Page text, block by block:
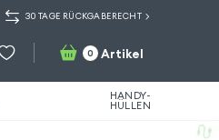
30 TAGE RÜCKGABERECHT
0 Artikel
HANDY-
HÜLLEN